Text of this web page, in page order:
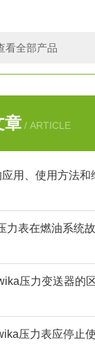
看全部产品
章 / ARTICLE
压力变送器的
压力表应停止